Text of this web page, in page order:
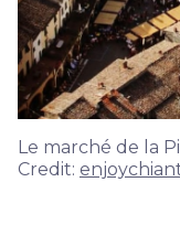
Le marché de la
Credit: